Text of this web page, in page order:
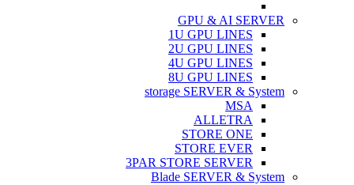
GPU & AI SERVER
1U GPU LINES
2U GPU LINES
4U GPU LINES
8U GPU LINES
storage SERVER & System
MSA
ALLETRA
STORE ONE
STORE EVER
3PAR STORE SERVER
Blade SERVER & System